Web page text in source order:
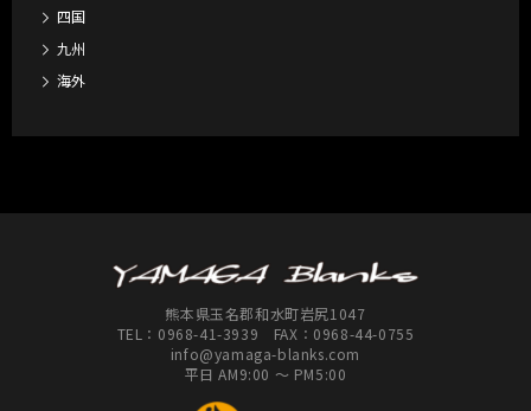
四国
九州
海外
熊本県玉名郡和水町岩尻1047
TEL： 0968-41-3939 FAX：0968-44-0755
info@yamaga-blanks.com
平日 AM9:00 ～ PM5:00